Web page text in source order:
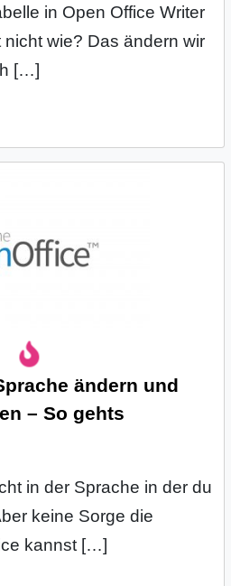
in Open Office Writer
wie? Das ändern wir
[…]
ändern und
– So gehts
in der Sprache in der du
keine Sorge die
kannst […]